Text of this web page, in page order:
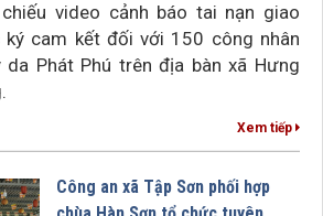
video cảnh báo tai nạn giao
cam kết đối với 150 công nhân
Phát Phú trên địa bàn xã Hưng
Xem tiếp
Công an xã Tập Sơn phối hợp